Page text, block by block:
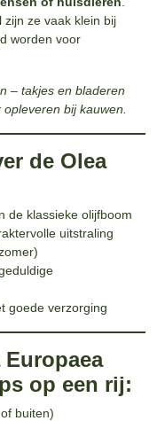
zijn ze vaak klein bij
worden voor
– takjes en bladeren
bij kauwen.
de Olea
de klassieke olijfboom
uitstraling
goede verzorging
op een rij:
buiten)